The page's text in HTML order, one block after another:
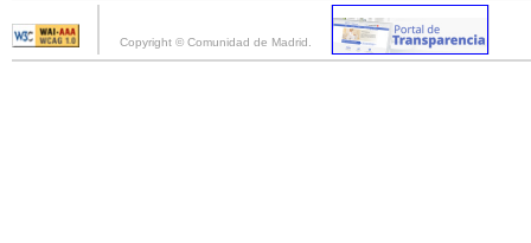
Copyright © Comunidad de Madrid.